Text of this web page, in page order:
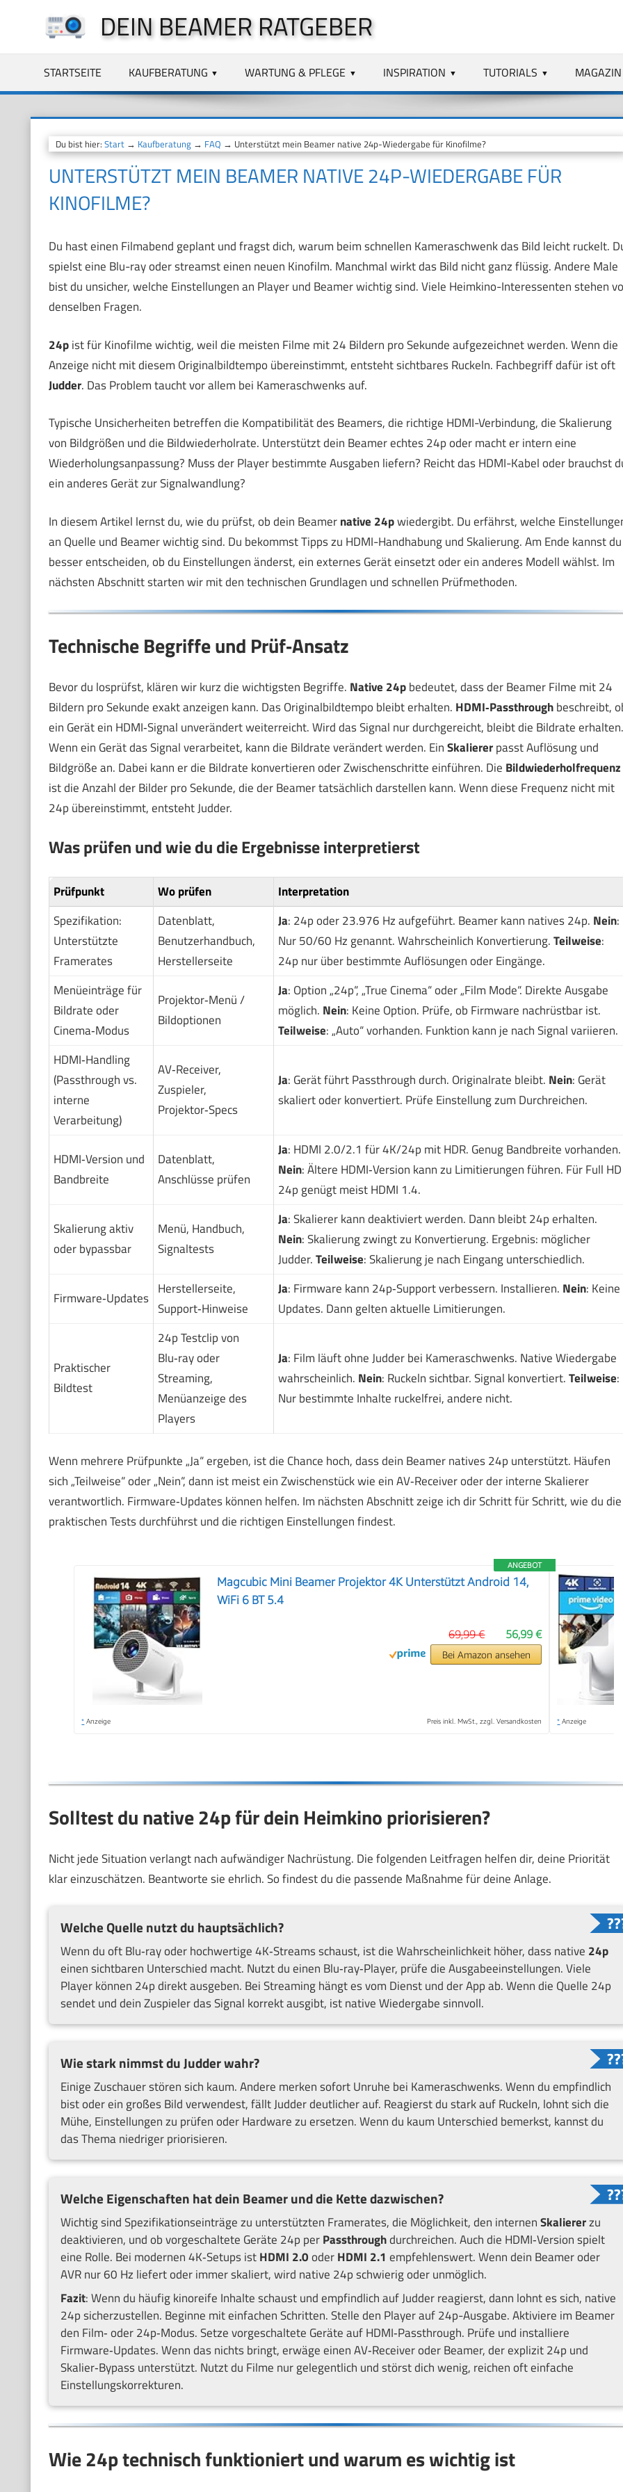
springen
DEIN BEAMER RATGEBER
STARTSEITE KAUFBERATUNG WARTUNG & PFLEGE INSPIRATION TUTORIALS MAGAZIN
Du bist hier: Start→ Kaufberatung→ FAQ → Unterstützt mein Beamer native 24p-Wiedergabe für Kinofilme?
UNTERSTÜTZT MEIN BEAMER NATIVE 24P-WIEDERGABE FÜR
KINOFILME?
Du hast einen Filmabend geplant und fragst dich, warum beim schnellen Kameraschwenk das Bild leicht ruckelt.
spielst eine Blu-ray oder streamst einen neuen Kinofilm. Manchmal wirkt das Bild nicht ganz flüssig. Andere Male
bist du unsicher, welche Einstellungen an Player und Beamer wichtig sind. Viele Heimkino-Interessenten stehen
denselben Fragen.
24pist für Kinofilme wichtig, weil die meisten Filme mit 24 Bildern pro Sekunde aufgezeichnet werden. Wenn die
Anzeige nicht mit diesem Originalbildtempo übereinstimmt, entsteht sichtbares Ruckeln. Fachbegriff dafür ist oft
Judder. Das Problem taucht vor allem bei Kameraschwenks auf.
Typische Unsicherheiten betreffen die Kompatibilität des Beamers, die richtige HDMI-Verbindung, die Skalierung
von Bildgrößen und die Bildwiederholrate. Unterstützt dein Beamer echtes 24p oder macht er intern eine
Wiederholungsanpassung? Muss der Player bestimmte Ausgaben liefern? Reicht das HDMI-Kabel oder brauchst
ein anderes Gerät zur Signalwandlung?
In diesem Artikel lernst du, wie du prüfst, ob dein Beamernative 24pwiedergibt. Du erfährst, welche
an Quelle und Beamer wichtig sind. Du bekommst Tipps zu HDMI-Handhabung und Skalierung. Am Ende kannst du
besser entscheiden, ob du Einstellungen änderst, ein externes Gerät einsetzt oder ein anderes Modell wählst. Im
nächsten Abschnitt starten wir mit den technischen Grundlagen und schnellen Prüfmethoden.
Technische Begriffe und Prüf‑Ansatz
Bevor du losprüfst, klären wir kurz die wichtigsten Begriffe. Native 24pbedeutet, dass der Beamer Filme mit 24
Bildern pro Sekunde exakt anzeigen kann. Das Originalbildtempo bleibt erhalten. HDMI‑Passthroughbeschreibt,
ein Gerät ein HDMI‑Signal unverändert weiterreicht. Wird das Signal nur durchgereicht, bleibt die Bildrate erhalten.
Wenn ein Gerät das Signal verarbeitet, kann die Bildrate verändert werden. EinSkaliererpasst Auflösung und
Bildgröße an. Dabei kann er die Bildrate konvertieren oder Zwischenschritte einführen. Die Bildwiederholfrequenz
ist die Anzahl der Bilder pro Sekunde, die der Beamer tatsächlich darstellen kann. Wenn diese Frequenz nicht mit
24p übereinstimmt, entsteht Judder.
Was prüfen und wie du die Ergebnisse interpretierst
Prüfpunkt Wo prüfen
Interpretation
Spezifikation:
Unterstützte
Framerates
Datenblatt,
Benutzerhandbuch,
Herstellerseite
Ja: 24p oder 23.976 Hz aufgeführt. Beamer kann natives 24p. Nein:
Nur 50/60 Hz genannt. Wahrscheinlich Konvertierung.Teilweise:
24p nur über bestimmte Auflösungen oder Eingänge.
Menüeinträge für
Bildrate oder
Cinema‑Modus
Projektor‑Menü /
Bildoptionen
Ja: Option „24p“, „True Cinema“ oder „Film Mode“. Direkte Ausgabe
möglich. Nein: Keine Option. Prüfe, ob Firmware nachrüstbar ist.
Teilweise: „Auto“ vorhanden. Funktion kann je nach Signal variieren.
HDMI‑Handling
(Passthrough vs.
interne
Verarbeitung)
AV‑Receiver,
Zuspieler,
Projektor‑Specs
Ja: Gerät führt Passthrough durch. Originalrate bleibt. Nein: Gerät
skaliert oder konvertiert. Prüfe Einstellung zum Durchreichen.
HDMI‑Version und
Bandbreite
Datenblatt,
Anschlüsse prüfen
Ja: HDMI 2.0/2.1 für 4K/24p mit HDR. Genug Bandbreite vorhanden.
Nein: Ältere HDMI‑Version kann zu Limitierungen führen. Für Full HD
24p genügt meist HDMI 1.4.
Skalierung aktiv
oder bypassbar
Menü, Handbuch,
Signaltests
Ja: Skalierer kann deaktiviert werden. Dann bleibt 24p erhalten.
Nein: Skalierung zwingt zu Konvertierung. Ergebnis: möglicher
Judder.Teilweise: Skalierung je nach Eingang unterschiedlich.
Firmware‑Updates
Herstellerseite,
Support‑Hinweise
Ja: Firmware kann 24p‑Support verbessern. Installieren. Nein: Keine
Updates. Dann gelten aktuelle Limitierungen.
Praktischer
Bildtest
24p Testclip von
Blu‑ray oder
Streaming,
Menüanzeige des
Players
Ja: Film läuft ohne Judder bei Kameraschwenks. Native Wiedergabe
wahrscheinlich. Nein: Ruckeln sichtbar. Signal konvertiert.Teilweise:
Nur bestimmte Inhalte ruckelfrei, andere nicht.
Wenn mehrere Prüfpunkte „Ja“ ergeben, ist die Chance hoch, dass dein Beamer natives 24p unterstützt. Häufen
sich „Teilweise“ oder „Nein“, dann ist meist ein Zwischenstück wie ein AV‑Receiver oder der interne Skalierer
verantwortlich. Firmware‑Updates können helfen. Im nächsten Abschnitt zeige ich dir Schritt für Schritt, wie du die
praktischen Tests durchführst und die richtigen Einstellungen findest.
ANGEBOT
Magcubic Mini Beamer Projektor 4K Unterstützt Android 14,
WiFi 6 BT 5.4
56,99 €
69,99 €
Bei Amazon ansehen
* Anzeige Preis inkl. MwSt., zzgl. Versandkosten * Anzeige
❯
Solltest du native 24p für dein Heimkino priorisieren?
Nicht jede Situation verlangt nach aufwändiger Nachrüstung. Die folgenden Leitfragen helfen dir, deine Priorität
klar einzuschätzen. Beantworte sie ehrlich. So findest du die passende Maßnahme für deine Anlage.
Welche Quelle nutzt du hauptsächlich?
Wenn du oft Blu‑ray oder hochwertige 4K‑Streams schaust, ist die Wahrscheinlichkeit höher, dass native 24p
einen sichtbaren Unterschied macht. Nutzt du einen Blu‑ray‑Player, prüfe die Ausgabeeinstellungen. Viele
Player können 24p direkt ausgeben. Bei Streaming hängt es vom Dienst und der App ab. Wenn die Quelle 24p
sendet und dein Zuspieler das Signal korrekt ausgibt, ist native Wiedergabe sinnvoll.
Wie stark nimmst du Judder wahr?
Einige Zuschauer stören sich kaum. Andere merken sofort Unruhe bei Kameraschwenks. Wenn du empfindlich
bist oder ein großes Bild verwendest, fällt Judder deutlicher auf. Reagierst du stark auf Ruckeln, lohnt sich die
Mühe, Einstellungen zu prüfen oder Hardware zu ersetzen. Wenn du kaum Unterschied bemerkst, kannst du
das Thema niedriger priorisieren.
Welche Eigenschaften hat dein Beamer und die Kette dazwischen?
Wichtig sind Spezifikationseinträge zu unterstützten Framerates, die Möglichkeit, den internenSkaliererzu
deaktivieren, und ob vorgeschaltete Geräte 24p perPassthroughdurchreichen. Auch die HDMI‑Version spielt
eine Rolle. Bei modernen 4K‑Setups istHDMI 2.0oderHDMI 2.1 empfehlenswert. Wenn dein Beamer oder
AVR nur 60 Hz liefert oder immer skaliert, wird native 24p schwierig oder unmöglich.
Fazit: Wenn du häufig kinoreife Inhalte schaust und empfindlich auf Judder reagierst, dann lohnt es sich, native
24p sicherzustellen. Beginne mit einfachen Schritten. Stelle den Player auf 24p-Ausgabe. Aktiviere im Beamer
den Film‑ oder 24p‑Modus. Setze vorgeschaltete Geräte auf HDMI‑Passthrough. Prüfe und installiere
Firmware‑Updates. Wenn das nichts bringt, erwäge einen AV‑Receiver oder Beamer, der explizit 24p und
Skalier‑Bypass unterstützt. Nutzt du Filme nur gelegentlich und störst dich wenig, reichen oft einfache
Einstellungskorrekturen.
Wie 24p technisch funktioniert und warum es wichtig ist